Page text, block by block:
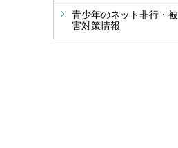
青少年のネット非行・被
害対策情報